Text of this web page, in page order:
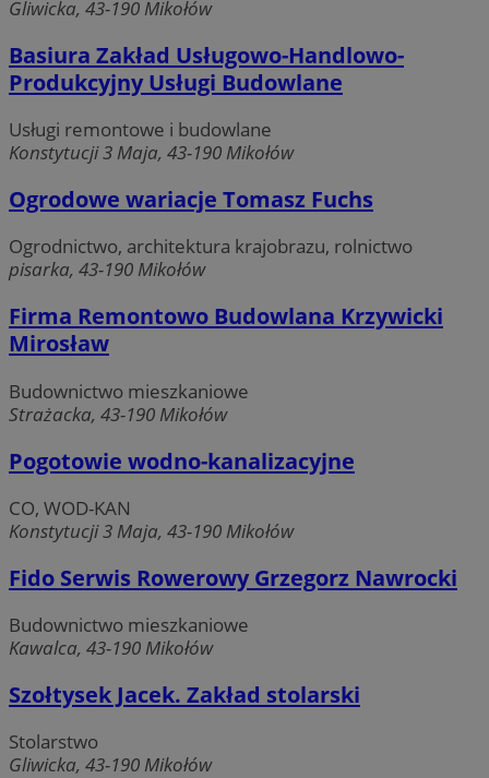
Gliwicka, 43-190 Mikołów
Basiura Zakład Usługowo-Handlowo-
Produkcyjny Usługi Budowlane
Usługi remontowe i budowlane
Konstytucji 3 Maja, 43-190 Mikołów
Ogrodowe wariacje Tomasz Fuchs
Ogrodnictwo, architektura krajobrazu, rolnictwo
pisarka, 43-190 Mikołów
Firma Remontowo Budowlana Krzywicki
Mirosław
Budownictwo mieszkaniowe
Strażacka, 43-190 Mikołów
Pogotowie wodno-kanalizacyjne
CO, WOD-KAN
Konstytucji 3 Maja, 43-190 Mikołów
Fido Serwis Rowerowy Grzegorz Nawrocki
Budownictwo mieszkaniowe
Kawalca, 43-190 Mikołów
Szołtysek Jacek. Zakład stolarski
Stolarstwo
Gliwicka, 43-190 Mikołów